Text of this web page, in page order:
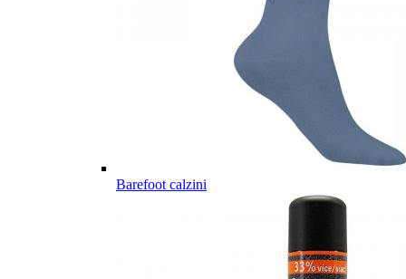
Barefoot calzini